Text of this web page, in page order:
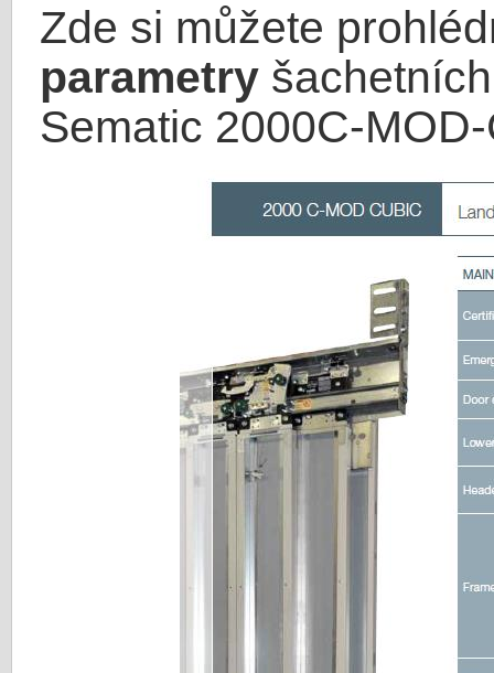
Zde si můžete
parametry
Sematic 2000C-